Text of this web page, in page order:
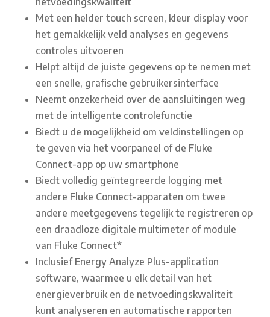
Met een helder touch screen, kleur display voor
het gemakkelijk veld analyses en gegevens
controles uitvoeren
Helpt altijd de juiste gegevens op te nemen met
een snelle, grafische gebruikersinterface
Neemt onzekerheid over de aansluitingen weg
met de intelligente controlefunctie
Biedt u de mogelijkheid om veldinstellingen op
te geven via het voorpaneel of de Fluke
Connect-app op uw smartphone
Biedt volledig geïntegreerde logging met
andere Fluke Connect-apparaten om twee
andere meetgegevens tegelijk te registreren op
een draadloze digitale multimeter of module
van Fluke Connect*
Inclusief Energy Analyze Plus-application
software, waarmee u elk detail van het
energieverbruik en de netvoedingskwaliteit
kunt analyseren en automatische rapporten